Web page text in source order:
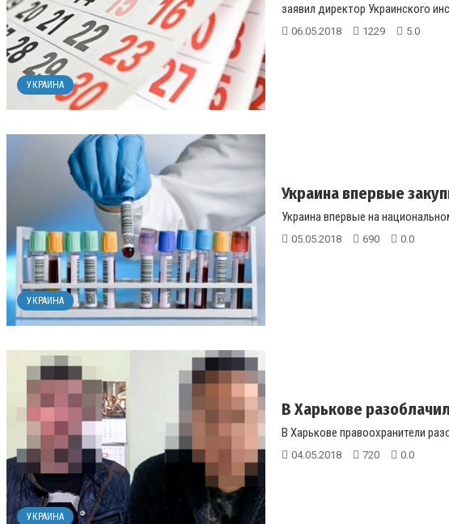
УКРАИНА
заявил директор Украинского
06.05.2018 1229 5.0
УКРАИНА
Украина впервые
Украина впервые на
05.05.2018 690 0.0
УКРАИНА
В Харькове
В Харькове правоохранители
04.05.2018 720 0.0